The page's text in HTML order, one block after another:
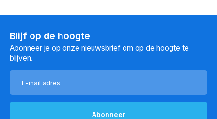
Blijf op de hoogte
Abonneer je op onze nieuwsbrief om op de hoogte te
blijven.
Abonneer